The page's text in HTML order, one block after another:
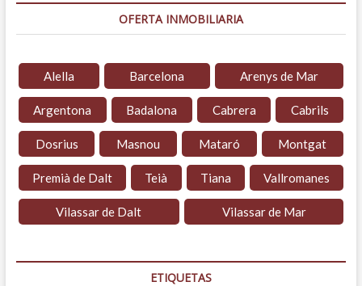
OFERTA INMOBILIARIA
Alella Barcelona Arenys de Mar
Argentona Badalona Cabrera Cabrils
Dosrius Masnou Mataró Montgat
Premià de Dalt Teià Tiana Vallromanes
Vilassar de Dalt Vilassar de Mar
ETIQUETAS